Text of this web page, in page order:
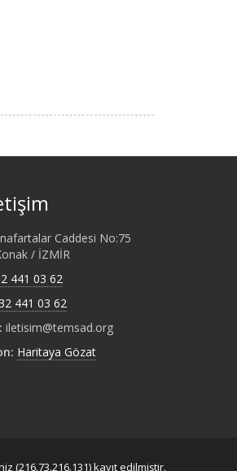
Caddesi No:75
/ İZMİR
441 03 62
441 03 62
iletisim@temsad.org
Haritaya Gözat
(216.73.216.131) kayıt edilmiştir.